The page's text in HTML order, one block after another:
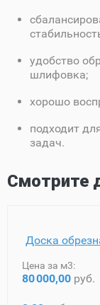
удобство
шлифовка;
хорошо
подходит
задач.
Смотрите
Доска
Цена за м3:
80000,00 руб.